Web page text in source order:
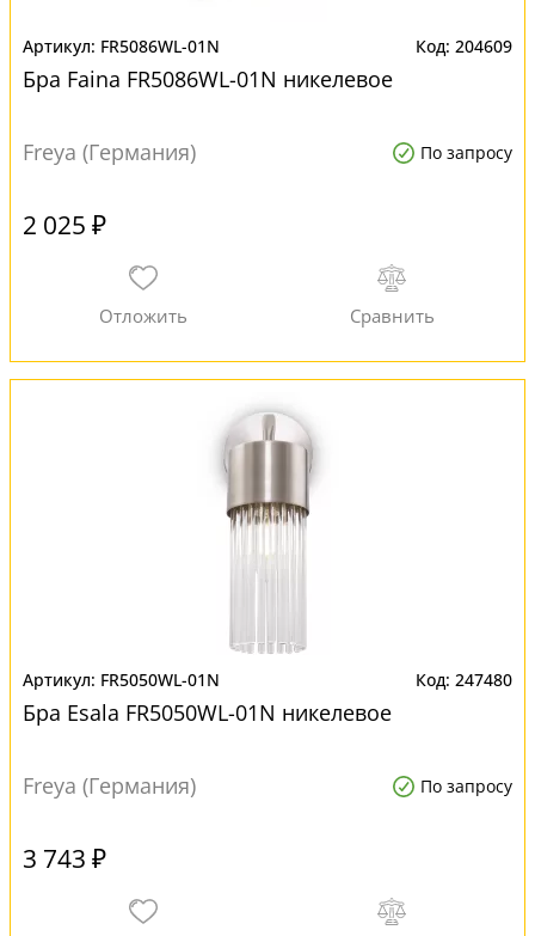
FR5086WL-01N 204609
Бра Faina FR5086WL-01N никелевое
Freya (Германия) По запросу
2 025 ₽
FR5050WL-01N 247480
Бра Esala FR5050WL-01N никелевое
Freya (Германия) По запросу
3 743 ₽